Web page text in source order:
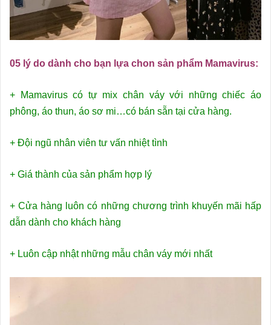
05 lý do dành cho bạn lựa chon sản phẩm Mamavirus:
+ Mamavirus có tự mix chân váy với những chiếc áo
phông, áo thun, áo sơ mi…có bán sẵn tại cửa hàng.
+ Đội ngũ nhân viên tư vấn nhiệt tình
+ Giá thành của sản phẩm hợp lý
+ Cửa hàng luôn có những chương trình khuyến mãi hấp
dẫn dành cho khách hàng
+ Luôn cập nhật những mẫu chân váy mới nhất